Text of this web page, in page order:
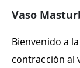
Vaso
Bienvenido a
contracción al